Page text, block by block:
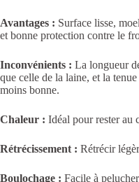
Avantages : Surface lisse,
et bonne protection contre le
Inconvénients : La longueur
que celle de la laine, et la
moins bonne.
Chaleur : Idéal pour rester au
Rétrécissement : Rétrécir
Boulochage : Facile à